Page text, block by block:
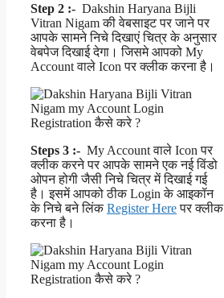
Step 2 :- Dakshin Haryana Bijli
Vitran Nigam की वेबसाइट पर जाने पर
आपके सामने निचे दिखाएं चित्र के अनुसार
वेबपेज दिखाई देगा। जिसमे आपको My
Account वाले Icon पर क्लीक करना है।
Steps 3 :- My Account वाले Icon पर
क्लीक करने पर आपके सामने एक नई विंडो
ओपन होगी जैसी निचे चित्र में दिखाई गई
है। इसमें आपको ठीक Login के आइकॉन
के निचे बने लिंकRegister Hereपर क्लीक
करना है।